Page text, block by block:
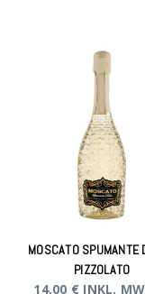
MOSCATO SPUMANTE
PIZZOLATO
14,00 € INKL.